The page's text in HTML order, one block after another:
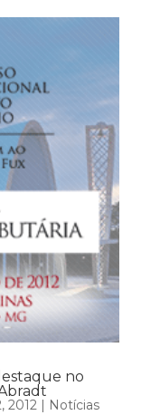
no
2012 | Notícias